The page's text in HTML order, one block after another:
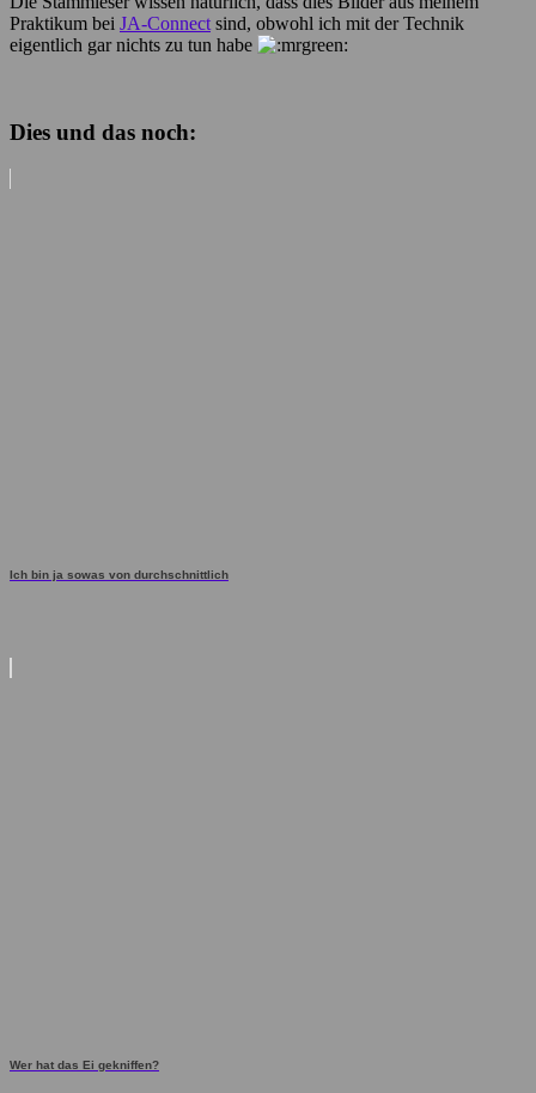
Praktikum bei JA-Connect sind, obwohl ich mit der Technik
eigentlich gar nichts zu tun habe
Dies und das noch:
Ich bin ja sowas von durchschnittlich
Wer hat das Ei gekniffen?